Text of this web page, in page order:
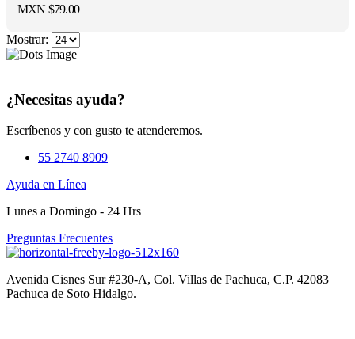
MXN $79.00
Mostrar:
¿Necesitas ayuda?
Escríbenos y con gusto te atenderemos.
55 2740 8909
Ayuda en Línea
Lunes a Domingo - 24 Hrs
Preguntas Frecuentes
Avenida Cisnes Sur #230-A, Col. Villas de Pachuca, C.P. 42083
Pachuca de Soto Hidalgo.